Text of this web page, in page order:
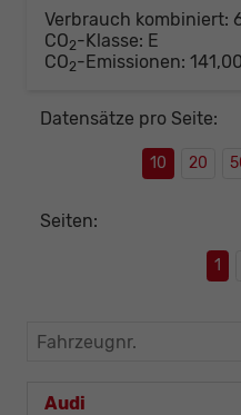
Verbrauch kombiniert:
CO2-Klasse: E
CO2-Emissionen:
Datensätze pro Seite:
10 20
Seiten:
1
Fahrzeugnr.
Audi